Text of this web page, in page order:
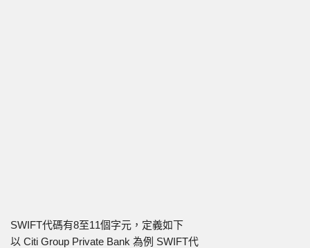
SWIFT代碼有8至11個字元，定義如下
以 Citi Group Private Bank 為例 SWIFT代